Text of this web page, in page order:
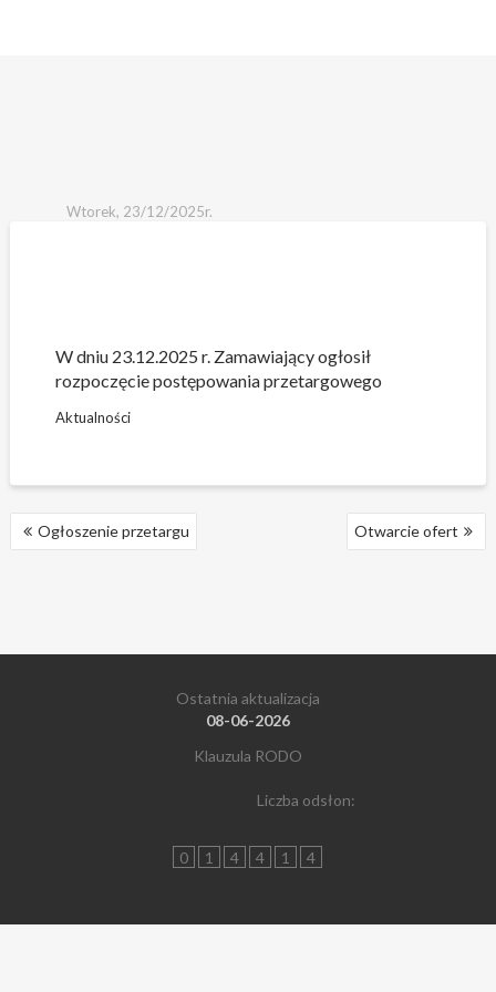
Wtorek, 23/12/2025r.
W dniu 23.12.2025 r. Zamawiający ogłosił
rozpoczęcie postępowania przetargowego
Aktualności
NAWIGACJA
WPISU
Ogłoszenie przetargu Otwarcie ofert
Ostatnia aktualizacja
08-06-2026
Klauzula RODO
Liczba odsłon:
0 1 4 4 1 4